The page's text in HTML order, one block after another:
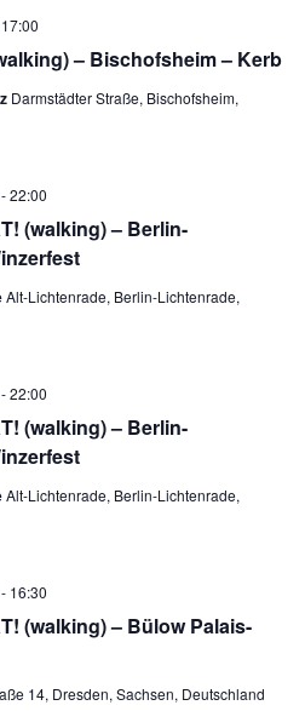
– Bischofsheim – Kerb
17:00
Darmstädter Straße, Bischofsheim,
(walking) – Berlin-
-22:00
Alt-Lichtenrade, Berlin-Lichtenrade,
(walking) – Berlin-
-22:00
Alt-Lichtenrade, Berlin-Lichtenrade,
(walking) – Bülow Palais-
- 16:30
14, Dresden, Sachsen, Deutschland